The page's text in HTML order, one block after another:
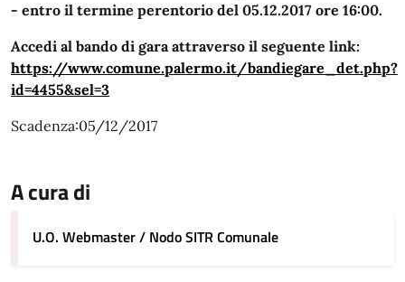
- entro il termine perentorio del 05.12.2017 ore 16:00.
Accedi al bando di gara attraverso il seguente link:
https://www.comune.palermo.it/bandiegare_det.php?
id=4455&sel=3
Scadenza:05/12/2017
A cura di
U.O. Webmaster / Nodo SITR Comunale